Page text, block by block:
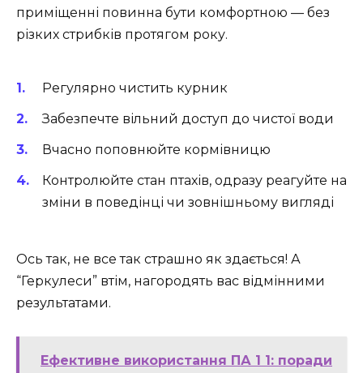
приміщенні повинна бути комфортною — без
різких стрибків протягом року.
Регулярно чистить курник
Забезпечте вільний доступ до чистої води
Вчасно поповнюйте кормівницю
Контролюйте стан птахів, одразу реагуйте на
зміни в поведінці чи зовнішньому вигляді
Ось так, не все так страшно як здається! А
“Геркулеси” втім, нагородять вас відмінними
результатами.
Ефективне використання ПА 1 1: поради